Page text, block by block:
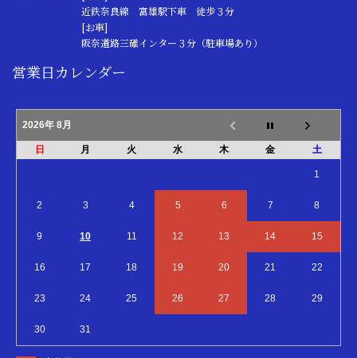
近鉄奈良線 富雄駅下車 徒歩３分
[お車]
阪奈道路三碓インター３分（駐車場あり）
営業日カレンダー
2026年 8月
日 月 火 水 木 金 土
1
2 3 4 5 6 7 8
9 10 11 12 13 14 15
16 17 18 19 20 21 22
23 24 25 26 27 28 29
30 31